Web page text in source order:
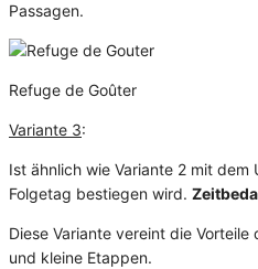
Passagen.
Refuge de Goûter
Variante 3:
Ist ähnlich wie Variante 2 mit
Folgetag bestiegen wird.
Diese Variante vereint die
und kleine Etappen.